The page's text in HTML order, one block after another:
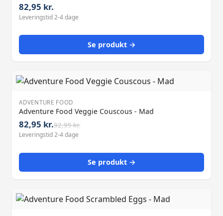
82,95 kr.
Leveringstid 2-4 dage
Se produkt →
ADVENTURE FOOD
Adventure Food Veggie Couscous - Mad
82,95 kr.92,95 kr.
Leveringstid 2-4 dage
Se produkt →